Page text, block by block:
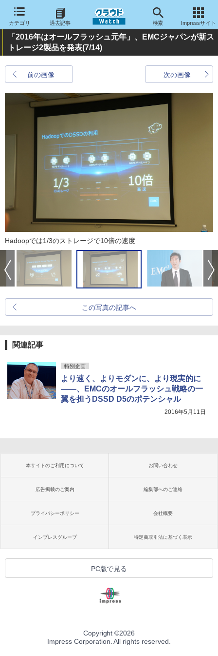
カテゴリ 過去記事 検索 Impressサイト
「2016年はオールフラッシュ元年」、EMCジャパンが新ス
トレージ2製品を発表(7/14)
前の画像 次の画像
Hadoopでは1/3のストレージで10倍の速度
この写真の記事へ
関連記事
特別企画
より速く、よりモダンに、より現実的に
――、EMCのオールフラッシュ戦略の一
翼を担うDSSD D5のポテンシャル
2016年5月11日
本サイトのご利用について お問い合わせ
広告掲載のご案内 編集部へのご連絡
プライバシーポリシー 会社概要
インプレスグループ 特定商取引法に基づく表示
PC版で見る
Copyright ©2026
Impress Corporation. All rights reserved.